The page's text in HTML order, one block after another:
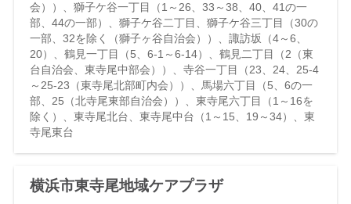
会））、獅子ケ谷一丁目（1～26、33～38、40、41の一
部、44の一部）、獅子ケ谷二丁目、獅子ケ谷三丁目（30の
一部、32を除く（獅子ヶ谷自治会））、諏訪坂（4～6、
20）、鶴見一丁目（5、6-1～6-14）、鶴見二丁目（2（東
台自治会、東寺尾中部会））、寺谷一丁目（23、24、25-4
～25-23（東寺尾北部町内会））、馬場六丁目（5、6の一
部、25（北寺尾東部自治会））、東寺尾六丁目（1～16を
除く）、東寺尾北台、東寺尾中台（1～15、19～34）、東
寺尾東台
横浜市東寺尾地域ケアプラザ